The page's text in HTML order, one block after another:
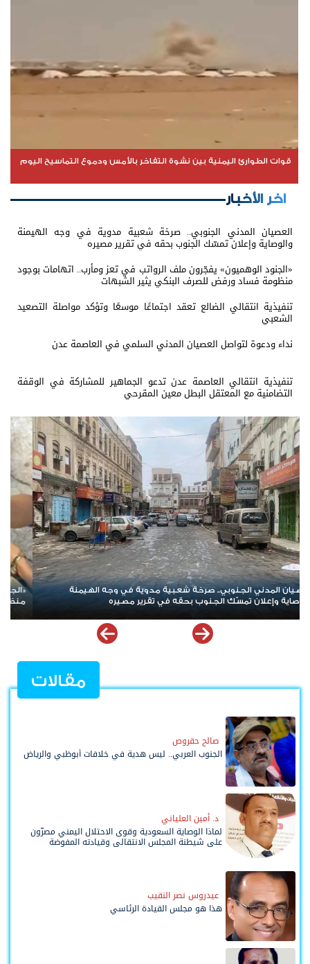
قوات الطوارئ اليمنية بين نشوة التفاخر بالأمس ودموع التماسيح اليوم
اخر الأخبار
العصيان المدني الجنوبي.. صرخة شعبية مدوية في وجه الهيمنة
والوصاية وإعلان تمسّك الجنوب بحقه في تقرير مصيره
«الجنود الوهميون» يفجّرون ملف الرواتب في تعز ومأرب.. اتهامات بوجود
منظومة فساد ورفض للصرف البنكي يثير الشبهات
تنفيذية انتقالي الضالع تعقد اجتماعًا موسعًا وتؤكد مواصلة التصعيد
الشعبي
نداء ودعوة لتواصل العصيان المدني السلمي في العاصمة عدن
تنفيذية انتقالي العاصمة عدن تدعو الجماهير للمشاركة في الوقفة
التضامنية مع المعتقل البطل معين المقرحي
الوهميون» يفجّرون ملف الرواتب في تعز ومأرب.. اتهامات بوجود
فساد ورفض للصرف البنكي يثير الشبهات
الغاز
مقالات
صالح حقروص
الجنوب العربي.. ليس هدية في خلافات أبوظبي والرياض
د. أمين العلياني
لماذا الوصاية السعودية وقوى الاحتلال اليمني مصرّون
على شيطنة المجلس الانتقالي وقيادته المفوضة
عيدروس نصر النقيب
هذا هو مجلس القيادة الرئاسي